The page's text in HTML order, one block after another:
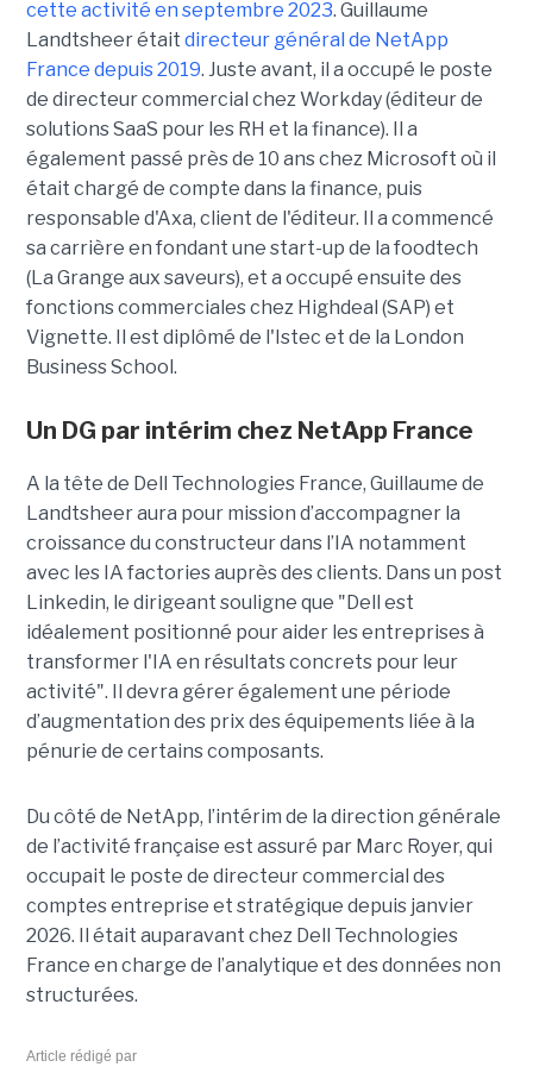
cette activité en septembre 2023. Guillaume
Landtsheer était directeur général de NetApp
France depuis 2019. Juste avant, il a occupé le poste
de directeur commercial chez Workday (éditeur de
solutions SaaS pour les RH et la finance). Il a
également passé près de 10 ans chez Microsoft où il
était chargé de compte dans la finance, puis
responsable d'Axa, client de l'éditeur. Il a commencé
sa carrière en fondant une start-up de la foodtech
(La Grange aux saveurs), et a occupé ensuite des
fonctions commerciales chez Highdeal (SAP) et
Vignette. Il est diplômé de l'Istec et de la London
Business School.
Un DG par intérim chez NetApp France
A la tête de Dell Technologies France, Guillaume de
Landtsheer aura pour mission d’accompagner la
croissance du constructeur dans l’IA notamment
avec les IA factories auprès des clients. Dans un post
Linkedin, le dirigeant souligne que "Dell est
idéalement positionné pour aider les entreprises à
transformer l'IA en résultats concrets pour leur
activité". Il devra gérer également une période
d’augmentation des prix des équipements liée à la
pénurie de certains composants.
Du côté de NetApp, l’intérim de la direction générale
de l’activité française est assuré par Marc Royer, qui
occupait le poste de directeur commercial des
comptes entreprise et stratégique depuis janvier
2026. Il était auparavant chez Dell Technologies
France en charge de l’analytique et des données non
structurées.
Article rédigé par